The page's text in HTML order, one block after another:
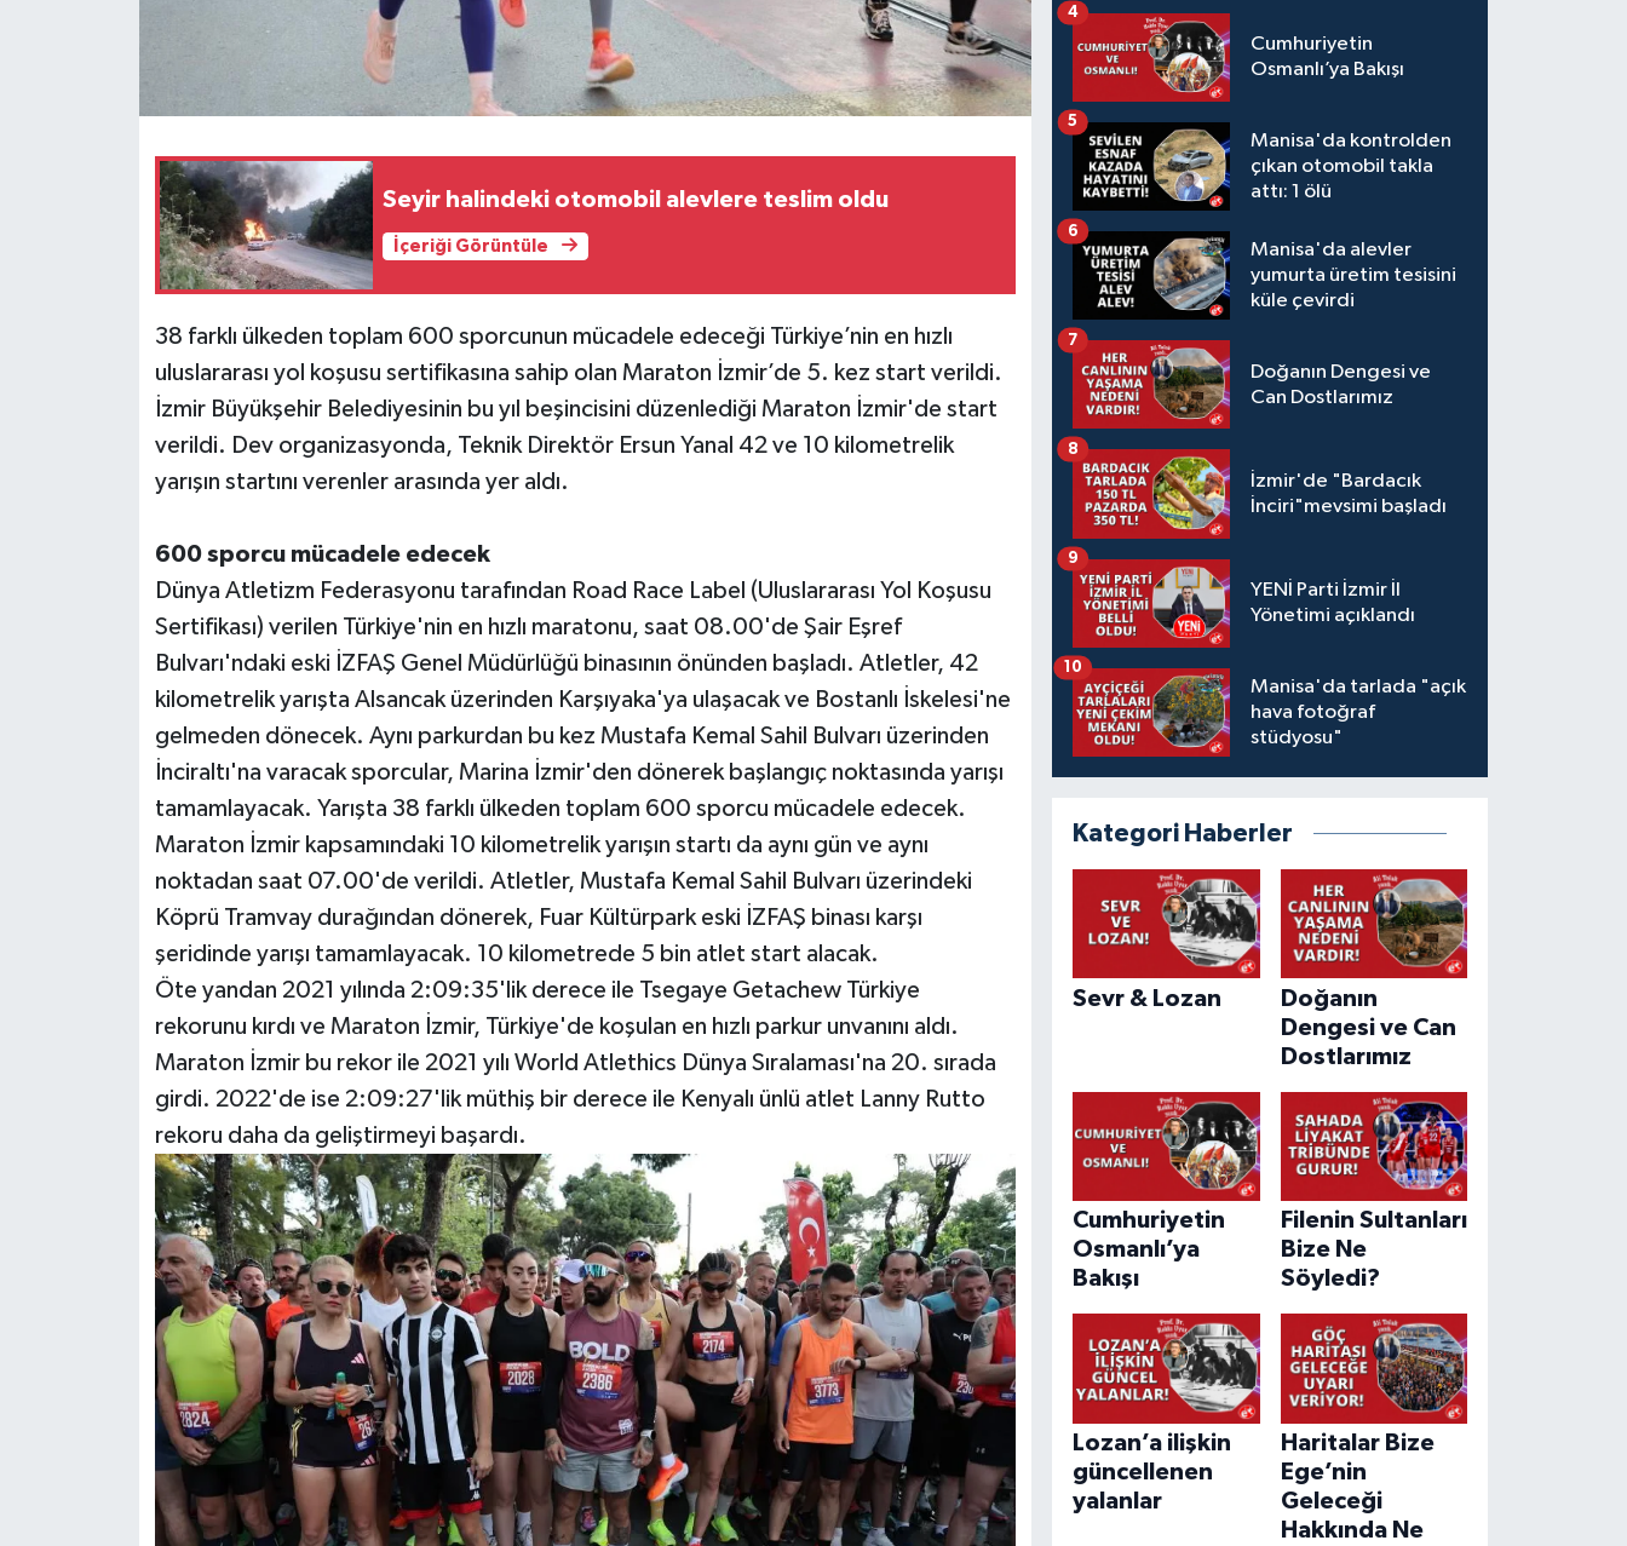
Seyir halindeki otomobil alevlere teslim oldu
İçeriği Görüntüle
38 farklı ülkeden toplam 600 sporcunun mücadele edeceği Türkiye’nin en hızlı
uluslararası yol koşusu sertifikasına sahip olan Maraton İzmir’de 5. kez start verildi.
İzmir Büyükşehir Belediyesinin bu yıl beşincisini düzenlediği Maraton İzmir'de start
verildi. Dev organizasyonda, Teknik Direktör Ersun Yanal 42 ve 10 kilometrelik
yarışın startını verenler arasında yer aldı.
600 sporcu mücadele edecek
Dünya Atletizm Federasyonu tarafından Road Race Label (Uluslararası Yol Koşusu
Sertifikası) verilen Türkiye'nin en hızlı maratonu, saat 08.00'de Şair Eşref
Bulvarı'ndaki eski İZFAŞ Genel Müdürlüğü binasının önünden başladı. Atletler, 42
kilometrelik yarışta Alsancak üzerinden Karşıyaka'ya ulaşacak ve Bostanlı İskelesi'ne
gelmeden dönecek. Aynı parkurdan bu kez Mustafa Kemal Sahil Bulvarı üzerinden
İnciraltı'na varacak sporcular, Marina İzmir'den dönerek başlangıç noktasında yarışı
tamamlayacak. Yarışta 38 farklı ülkeden toplam 600 sporcu mücadele edecek.
Maraton İzmir kapsamındaki 10 kilometrelik yarışın startı da aynı gün ve aynı
noktadan saat 07.00'de verildi. Atletler, Mustafa Kemal Sahil Bulvarı üzerindeki
Köprü Tramvay durağından dönerek, Fuar Kültürpark eski İZFAŞ binası karşı
şeridinde yarışı tamamlayacak. 10 kilometrede 5 bin atlet start alacak.
Öte yandan 2021 yılında 2:09:35'lik derece ile Tsegaye Getachew Türkiye
rekorunu kırdı ve Maraton İzmir, Türkiye'de koşulan en hızlı parkur unvanını aldı.
Maraton İzmir bu rekor ile 2021 yılı World Atlethics Dünya Sıralaması'na 20. sırada
girdi. 2022'de ise 2:09:27'lik müthiş bir derece ile Kenyalı ünlü atlet Lanny Rutto
rekoru daha da geliştirmeyi başardı.
Cumhuriyetin
Osmanlı’ya Bakışı
4
Manisa'da kontrolden
çıkan otomobil takla
attı: 1 ölü
5
Manisa'da alevler
yumurta üretim tesisini
küle çevirdi
6
Doğanın Dengesi ve
Can Dostlarımız
7
İzmir'de "Bardacık
İnciri"mevsimi başladı
8
YENİ Parti İzmir İl
Yönetimi açıklandı
9
Manisa'da tarlada "açık
hava fotoğraf
stüdyosu"
10
Kategori Haberler
Sevr & Lozan
Doğanın
Dengesi ve Can
Dostlarımız
Cumhuriyetin
Osmanlı’ya
Bakışı
Filenin Sultanları
Bize Ne
Söyledi?
Lozan’a ilişkin
güncellenen
yalanlar
Haritalar Bize
Ege’nin
Geleceği
Hakkında Ne